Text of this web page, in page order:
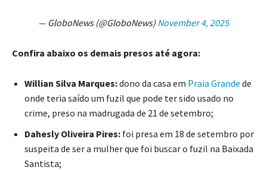
— GloboNews (@GloboNews) November 4, 2025
Confira abaixo os demais presos até agora:
Willian Silva Marques:dono da casa em Praia Grande de
onde teria saído um fuzil que pode ter sido usado no
crime, preso na madrugada de 21 de setembro;
Dahesly Oliveira Pires: foi presa em 18 de setembro por
suspeita de ser a mulher que foi buscar o fuzil na Baixada
Santista;